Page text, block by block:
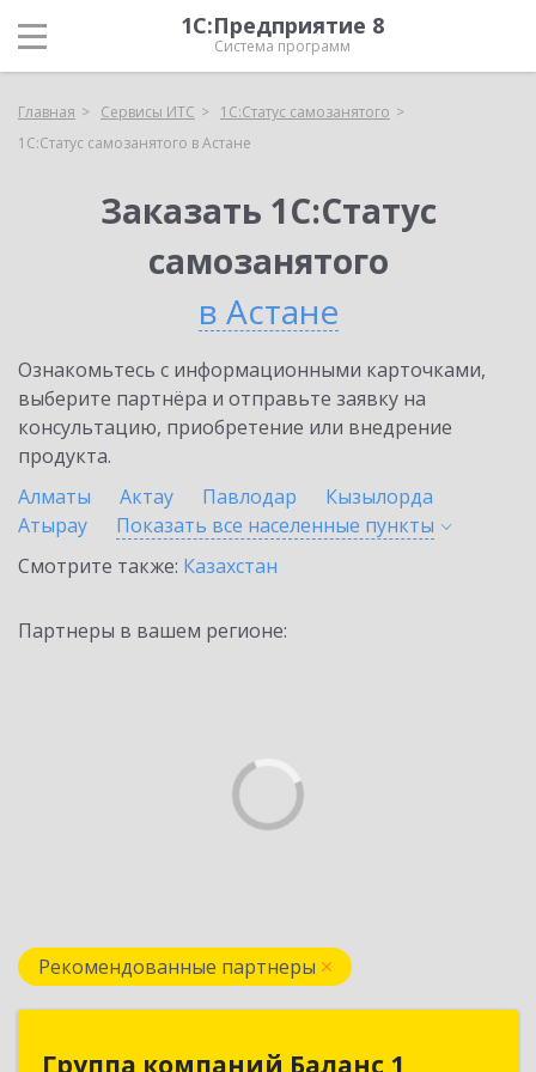
1С:Предприятие 8
Система программ
Главная Сервисы ИТС
1С:Статус самозанятого
1С:Статус самозанятого в Астане
Заказать 1С:Статус
самозанятого
в Астане
Ознакомьтесь с информационными карточками,
выберите партнёра и отправьте заявку на
консультацию, приобретение или внедрение
продукта.
Алматы
Актау Павлодар
Кызылорда
Атырау
Показать все населенные пункты
Смотрите также: Казахстан
Партнеры в вашем регионе:
Рекомендованные партнеры
Группа компаний Баланс 1
Группа компаний Баланс 1